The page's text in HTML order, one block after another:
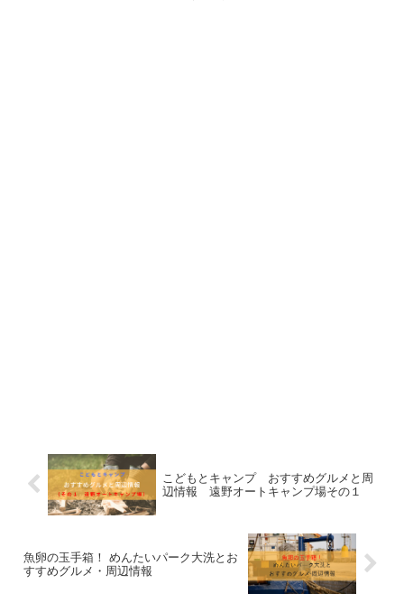
こどもとキャンプ おすすめグルメと周
辺情報 遠野オートキャンプ場その１
魚卵の玉手箱！ めんたいパーク大洗とお
すすめグルメ・周辺情報